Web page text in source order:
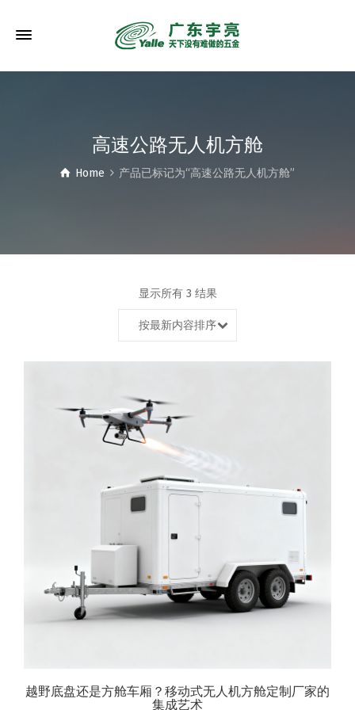
高速公路无人机方舱
Home 产品已标记为“高速公路无人机方舱”
显示所有 3 结果
按最新内容排序
越野底盘还是方舱车厢？移动式无人机方舱定制厂家的
集成艺术